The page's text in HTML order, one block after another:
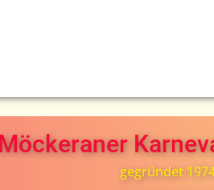
Möckeraner
gegründet